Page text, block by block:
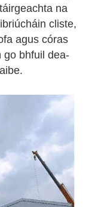
na
cliste,
agus córas
go bhfuil dea-